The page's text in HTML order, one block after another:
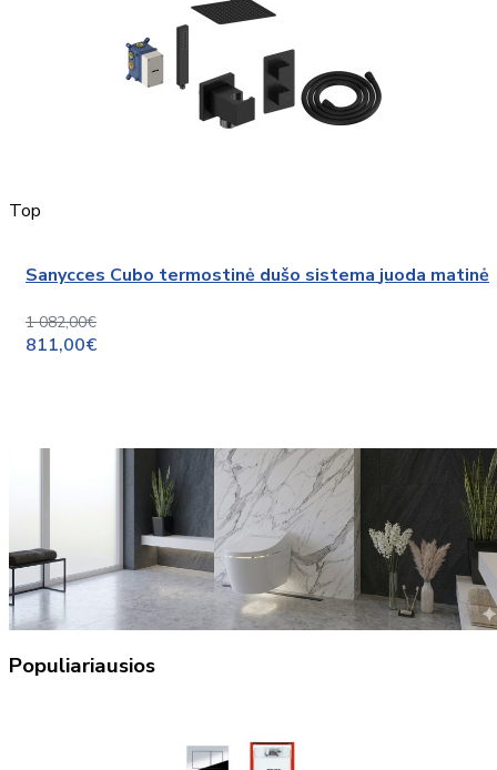
Top
Sanycces Cubo termostinė dušo sistema juoda matinė
1 082,00€
811,00€
Populiariausios